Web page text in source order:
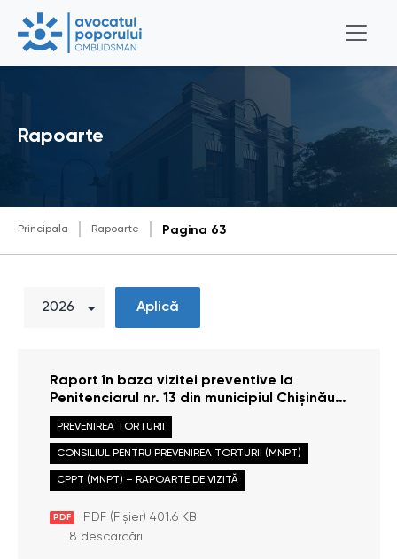
Rapoarte
Principala Rapoarte Pagina 63
Aplică
Raport în baza vizitei preventive la
Penitenciarul nr. 13 din municipiul Chișinău,
efectuate la data de 22 noiembrie 2013
PDF PDF (Fișier) 401.6 KB
PREVENIREA TORTURII
CONSILIUL PENTRU PREVENIREA TORTURII (MNPT)
CPPT (MNPT) – RAPOARTE DE VIZITĂ
8 descarcări